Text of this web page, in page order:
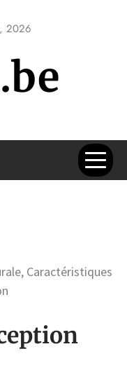
2026
Caractéristiques